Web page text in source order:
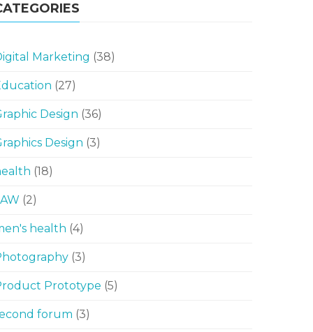
Marketing (38)
(27)
Design (36)
Design (3)
(18)
(2)
health (4)
(3)
Prototype (5)
forum (3)